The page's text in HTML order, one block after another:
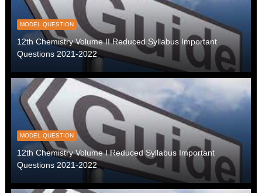
MODEL QUESTION
12th Chemistry Volume II Reduced Syllabus Important
Questions 2021-2022
MODEL QUESTION
12th Chemistry Volume I Reduced Syllabus Important
Questions 2021-2022